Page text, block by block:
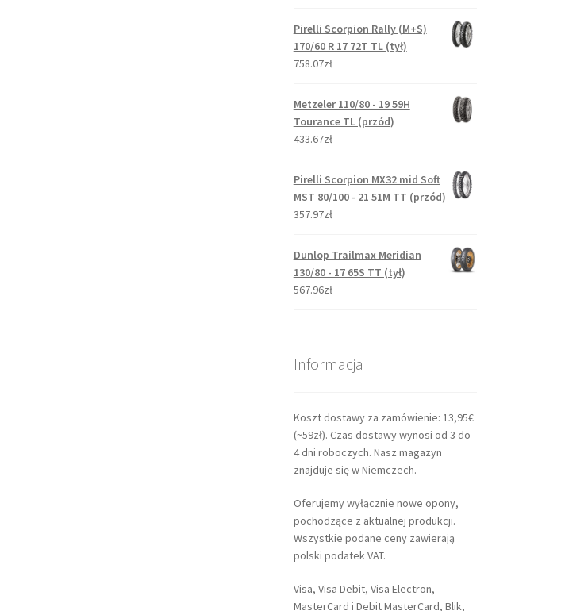
Pirelli Scorpion Rally (M+S)
170/60 R 17 72T TL (tył)
758.07zł
Metzeler 110/80 - 19 59H
Tourance TL (przód)
433.67zł
Pirelli Scorpion MX32 mid Soft
MST 80/100 - 21 51M TT (przód)
357.97zł
Dunlop Trailmax Meridian
130/80 - 17 65S TT (tył)
567.96zł
Informacja
Koszt dostawy za zamówienie: 13,95€
(~59zł). Czas dostawy wynosi od 3 do
4 dni roboczych. Nasz magazyn
znajduje się w Niemczech.
Oferujemy wyłącznie nowe opony,
pochodzące z aktualnej produkcji.
Wszystkie podane ceny zawierają
polski podatek VAT.
Visa, Visa Debit, Visa Electron,
MasterCard i Debit MasterCard, Blik,